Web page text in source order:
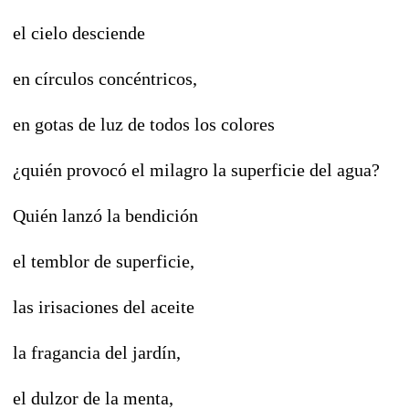
el cielo desciende
en círculos concéntricos,
en gotas de luz de todos los colores
¿quién provocó el milagro la superficie del agua?
Quién lanzó la bendición
el temblor de superficie,
las irisaciones del aceite
la fragancia del jardín,
el dulzor de la menta,